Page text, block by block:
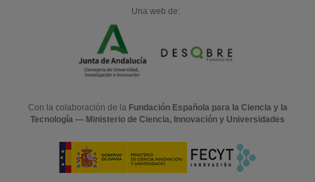
Una web de:
Con la colaboración de la Fundación Española para la Ciencia y la
Tecnología — Ministerio de Ciencia, Innovación y Universidades